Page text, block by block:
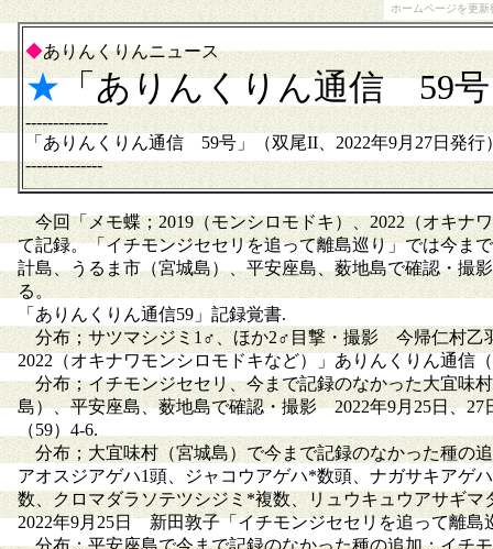
ホームページを更
◆ありんくりんニュース
★「ありんくりん通信 59
---------------
「ありんくりん通信 59号」（双尾II、2022年9月27日発行
--------------
今回「メモ蝶；2019（モンシロモドキ）、2022（オキナ
て記録。「イチモンジセセリを追って離島巡り」では今ま
計島、うるま市（宮城島）、平安座島、薮地島で確認・撮
る。
「ありんくりん通信59」記録覚書.
分布；サツマシジミ1♂、ほか2♂目撃・撮影 今帰仁村乙
2022（オキナワモンシロモドキなど）」ありんくりん通信
分布；イチモンジセセリ、今まで記録のなかった大宜味
島）、平安座島、薮地島で確認・撮影 2022年9月25日、
（59）4-6.
分布；大宜味村（宮城島）で今まで記録のなかった種の
アオスジアゲハ1頭、ジャコウアゲハ*数頭、ナガサキア
数、クロマダラソテツシジミ*複数、リュウキュウアサギ
2022年9月25日 新田敦子「イチモンジセセリを追って離島
分布；平安座島で今まで記録のなかった種の追加；イチ